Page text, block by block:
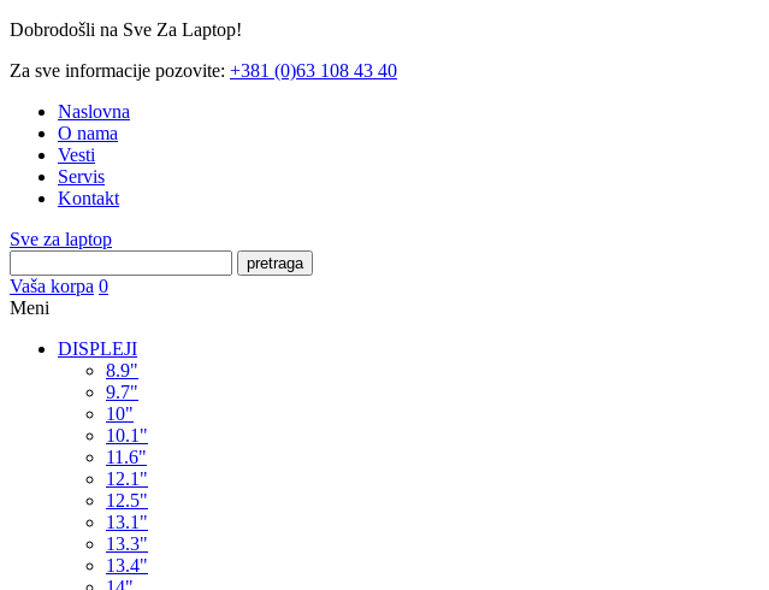
Dobrodošli na Sve Za Laptop!
Za sve informacije pozovite: +381 (0)63 108 43 40
Naslovna
O nama
Vesti
Servis
Kontakt
Sve za laptop
pretraga
Vaša korpa 0
Meni
DISPLEJI
8.9"
9.7"
10"
10.1"
11.6"
12.1"
12.5"
13.1"
13.3"
13.4"